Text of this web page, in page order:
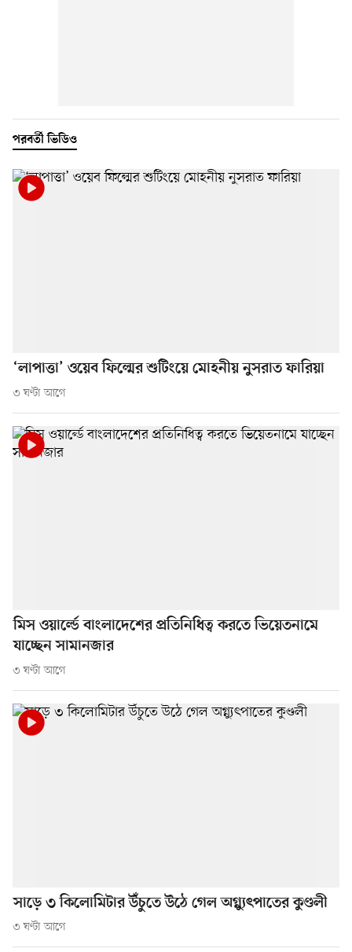
পরবর্তী ভিডিও
‘লাপাত্তা’ ওয়েব ফিল্মের শুটিংয়ে মোহনীয় নুসরাত ফারিয়া
৩ ঘণ্টা আগে
মিস ওয়ার্ল্ডে বাংলাদেশের প্রতিনিধিত্ব করতে ভিয়েতনামে
যাচ্ছেন সামানজার
৩ ঘণ্টা আগে
সাড়ে ৩ কিলোমিটার উঁচুতে উঠে গেল অগ্ন্যুৎপাতের কুণ্ডলী
৩ ঘণ্টা আগে